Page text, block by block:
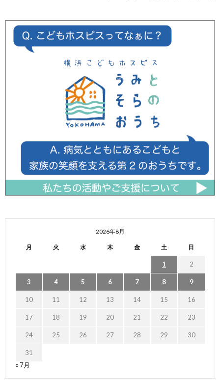
2026年8月
月 火 水 木 金 土 日
1 2
3 4 5 6 7 8 9
10 11 12 13 14 15 16
17 18 19 20 21 22 23
24 25 26 27 28 29 30
31
« 7月